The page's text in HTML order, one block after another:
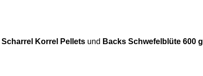
Scharrel Korrel Pellets und Backs Schwefelblüte 600 g